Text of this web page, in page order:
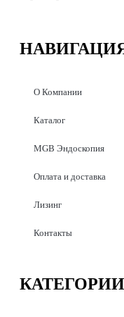
О Компании
Каталог
MGB Эндоскопия
Оплата и доставка
Лизинг
Контакты
КАТЕГОРИИ